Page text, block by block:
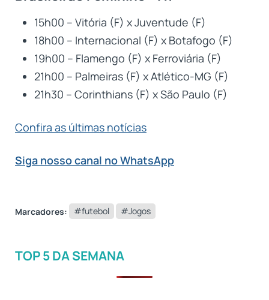
15h00 – Vitória (F) x Juventude (F)
18h00 – Internacional (F) x Botafogo (F)
19h00 – Flamengo (F) x Ferroviária (F)
21h00 – Palmeiras (F) x Atlético-MG (F)
21h30 – Corinthians (F) x São Paulo (F)
Confira as últimas notícias
Siga nosso canal no WhatsApp
Marcadores: #futebol #Jogos
TOP 5 DA SEMANA